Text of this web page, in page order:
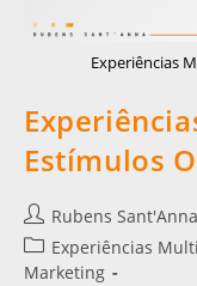
Experiências
Estímulos
Rubens Sant'Anna
Experiências
Marketing